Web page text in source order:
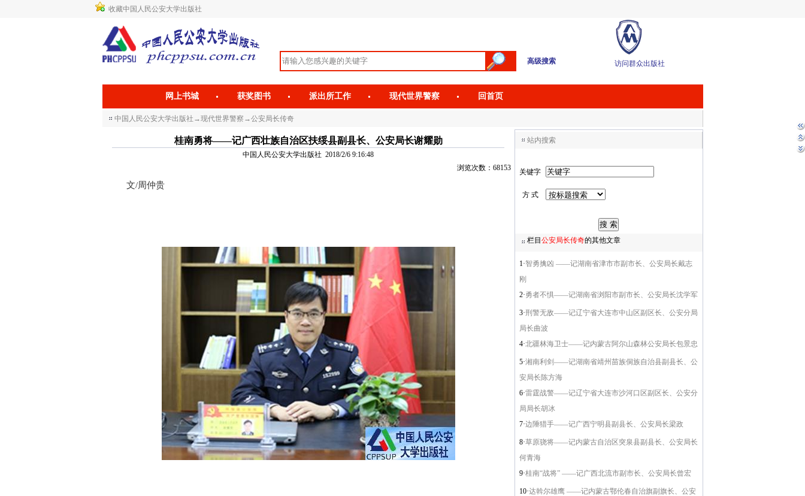
收藏中国人民公安大学出版社
高级搜索 访问群众出版社
网上书城 获奖图书 派出所工作 现代世界警察 回首页
中国人民公安大学出版社 →现代世界警察 →公安局长传奇
桂南勇将——记广西壮族自治区扶绥县副县长、公安局长谢耀勋
中国人民公安大学出版社 2018/2/6 9:16:48
浏览次数：68153
文/周仲贵
站内搜索
关键字
方 式
栏目 公安局长传奇的其他文章
1·智勇擒凶 ——记湖南省津市市副市长、公安局长戴志
刚
2· 勇者不惧——记湖南省浏阳市副市长、公安局长沈学军
3·刑警无敌——记辽宁省大连市中山区副区长、公安分局
局长曲波
4·北疆林海卫士——记内蒙古阿尔山森林公安局长包景忠
5·湘南利剑——记湖南省靖州苗族侗族自治县副县长、公
安局长陈方海
6·雷霆战警——记辽宁省大连市沙河口区副区长、公安分
局局长胡冰
7·边陲猎手——记广西宁明县副县长、公安局长梁政
8·草原骁将——记内蒙古自治区突泉县副县长、公安局长
何青海
9·桂南“战将” ——记广西北流市副市长、公安局长曾宏
10·达斡尔雄鹰 ——记内蒙古鄂伦春自治旗副旗长、公安